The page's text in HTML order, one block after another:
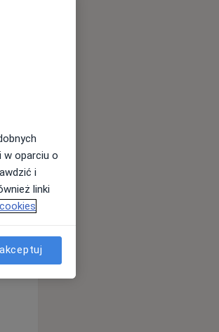
Pt,
14 Sie
w oparciu o
i
linki